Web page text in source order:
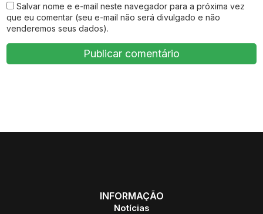
Salvar nome e e-mail neste navegador para a próxima vez
que eu comentar (seu e-mail não será divulgado e não
venderemos seus dados).
INFORMAÇÃO
Notícias